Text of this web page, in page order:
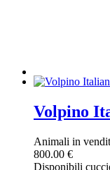
Volpino
Animali in
800.00 €
Disponibili